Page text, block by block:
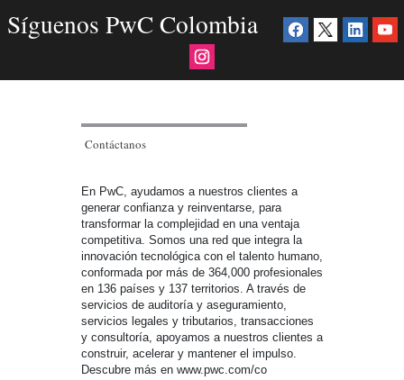
Síguenos PwC Colombia
Contáctanos
En PwC, ayudamos a nuestros clientes a
generar confianza y reinventarse, para
transformar la complejidad en una ventaja
competitiva. Somos una red que integra la
innovación tecnológica con el talento humano,
conformada por más de 364,000 profesionales
en 136 países y 137 territorios. A través de
servicios de auditoría y aseguramiento,
servicios legales y tributarios, transacciones
y consultoría, apoyamos a nuestros clientes a
construir, acelerar y mantener el impulso.
Descubre más en www.pwc.com/co